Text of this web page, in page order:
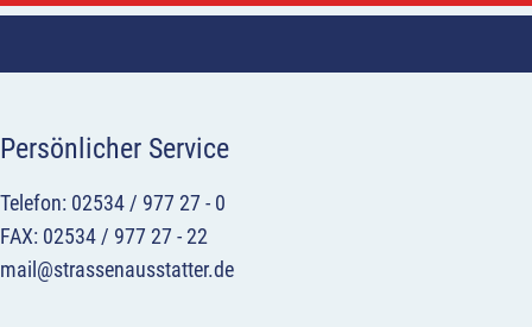
Persönlicher Service
Telefon: 02534 / 977 27 - 0
FAX: 02534 / 977 27 - 22
mail@strassenausstatter.de